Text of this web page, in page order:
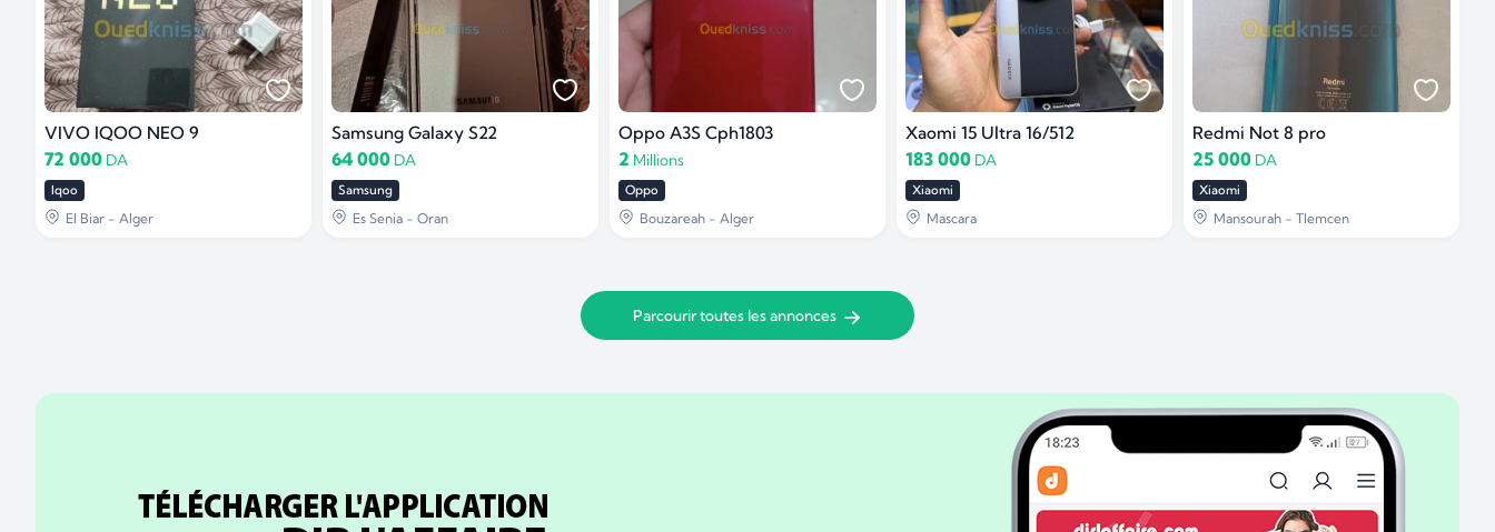
VIVO IQOO NEO 9
72 000 DA
Iqoo
El Biar - Alger
Samsung Galaxy S22
64 000 DA
Samsung
Es Senia - Oran
Oppo A3S Cph1803
2 Millions
Oppo
Bouzareah - Alger
Xaomi 15 Ultra 16/512
183 000 DA
Xiaomi
Mascara
Redmi Not 8 pro
25 000 DA
Xiaomi
Mansourah - Tlemcen
Parcourir toutes les annonces